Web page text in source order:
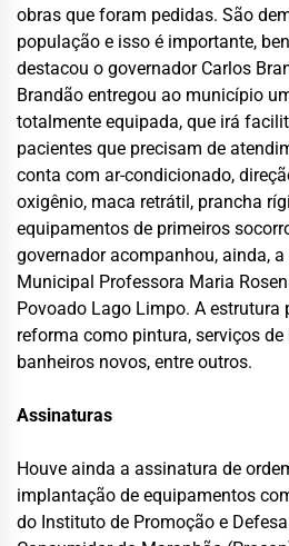
obras que foram pedidas. São
população e isso é importante,
destacou o governador Carlos
Brandão entregou ao município
totalmente equipada, que irá
pacientes que precisam de
conta com ar-condicionado,
oxigênio, maca retrátil, prancha
equipamentos de primeiros
governador acompanhou, ainda,
Municipal Professora Maria
Povoado Lago Limpo. A estrutura
reforma como pintura, serviços
banheiros novos, entre outros.
Assinaturas
Houve ainda a assinatura de
implantação de equipamentos
do Instituto de Promoção e